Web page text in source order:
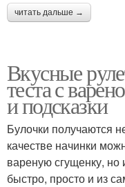
читать дальше →
Вкусные
теста с
и подсказки
Булочки получаются
качестве начинки
вареную сгущенку,
быстро, просто и из